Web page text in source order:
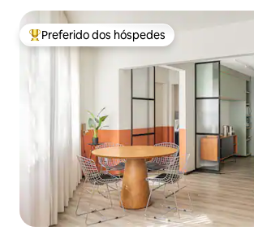
Entre os melhores preferidos dos hóspedes
Preferido dos hóspedes